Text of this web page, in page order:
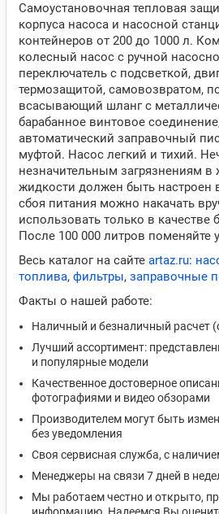
Самоустановочная тепловая
корпуса насоса и насосной
контейнеров от 200 до 1000 л.
колесный насос с ручной
переключатель с подсветкой,
термозащитой, самовозвратом,
всасывающий шланг с
барабанное винтовое
автоматический заправочный
муфтой. Насос легкий и тихий.
незначительным загрязнениям в
жидкости должен быть настроен
сбоя питания можно накачать
использовать только в качестве
После 100 000 литров поменяйте
Весь каталог на сайте artaz.ru:
топлива, фильтры, заправочные
Факты о нашей работе:
Наличный и безналичный расчет
Лучший ассортимент:
и популярные модели
Качественное достоверное
фотографиями и видео обзорами
Производителем могут быть
без уведомления
Своя сервисная служба, с
Менеджеры на связи 7 дней в
Мы работаем честно и открыто,